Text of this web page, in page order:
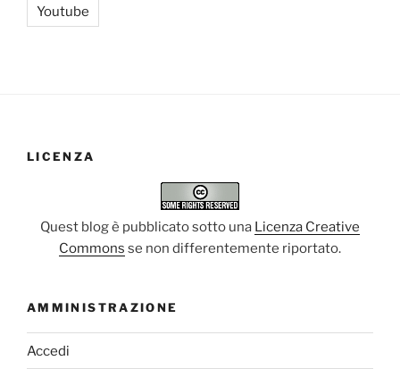
Youtube
LICENZA
Quest blog è pubblicato sotto una Licenza Creative
Commons se non differentemente riportato.
AMMINISTRAZIONE
Accedi